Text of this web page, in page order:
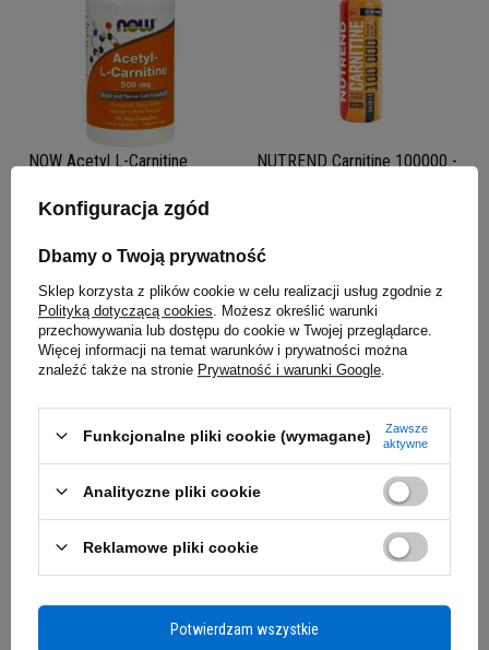
NOW Acetyl L-Carnitine
5.00 (17)
Kup teraz -wysyłka jutro
NUTREND Carnitine 100000 -
Kup teraz -
1000ml
5.00 (24)
61,89 zł
OLIMP - L-Carnitine 3000
Extreme Shot - 9x 25ml -
Orange
63,49 zł
Kup teraz -wysyłka jutro
Konfiguracja zgód
Dbamy o Twoją prywatność
Sklep korzysta z plików cookie w celu realizacji usług zgodnie z
Polityką dotyczącą cookies . Możesz określić warunki
przechowywania lub dostępu do cookie w Twojej przeglądarce.
Więcej informacji na temat warunków i prywatności można
znaleźć także na stronie Prywatność i warunki Google
Funkcjonalne pliki cookie (wymagane)
Zawsze
aktywne
Analityczne pliki cookie
Reklamowe pliki cookie
Potwierdzam wszystkie